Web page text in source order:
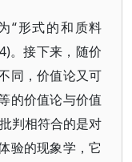
“形式的和质料
。接下来，随价
同，价值论又可
的价值论与价值
判相符合的是对
验的现象学，它